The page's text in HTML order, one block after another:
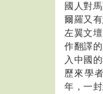
國人對
爾羅又
左翼文
作翻譯
入中國
歷來學
年，一